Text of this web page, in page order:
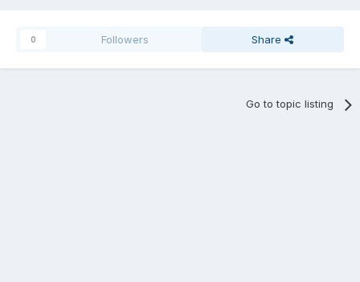
Share
Followers
0
Go to topic listing